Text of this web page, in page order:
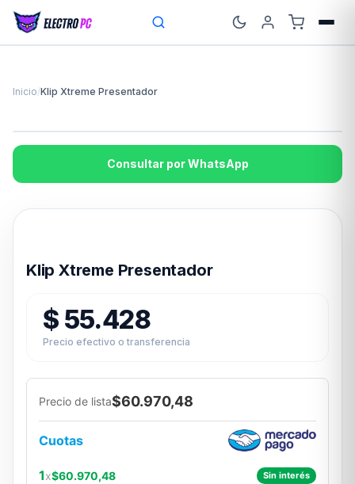
Inicio/Klip Xtreme Presentador
Consultar por WhatsApp
Klip Xtreme Presentador
$ 55.428
Precio efectivo o transferencia
Precio de lista$60.970,48
Cuotas
1x$60.970,48 Sin interés